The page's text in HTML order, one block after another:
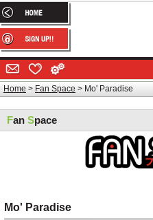
Home Fan Space Mo' Paradise
Fan Space
Mo' Paradise